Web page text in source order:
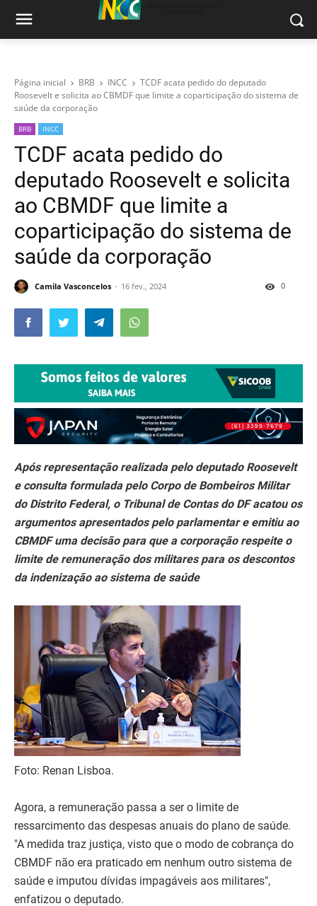
Página inicial BRB INCC
TCDF acata pedido do deputado
Roosevelt e solicita ao CBMDF que limite a coparticipação do sistema de
saúde da corporação
BRB INCC
TCDF acata pedido do
deputado Roosevelt e solicita
ao CBMDF que limite a
coparticipação do sistema de
saúde da corporação
Camila Vasconcelos 16 fev., 2024 0
Após representação realizada pelo deputado Roosevelt
e consulta formulada pelo Corpo de Bombeiros Militar
do Distrito Federal, o Tribunal de Contas do DF acatou os
argumentos apresentados pelo parlamentar e emitiu ao
CBMDF uma decisão para que a corporação respeite o
limite de remuneração dos militares para os descontos
da indenização ao sistema de saúde
Foto: Renan Lisboa.
Agora, a remuneração passa a ser o limite de
ressarcimento das despesas anuais do plano de saúde.
"A medida traz justiça, visto que o modo de cobrança do
CBMDF não era praticado em nenhum outro sistema de
saúde e imputou dívidas impagáveis aos militares",
enfatizou o deputado.